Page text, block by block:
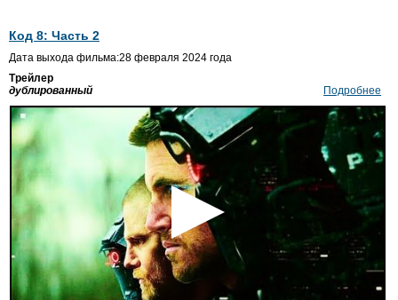
Код 8: Часть 2
Дата выхода фильма:28 февраля 2024 года
Трейлер
дублированный
Подробнее